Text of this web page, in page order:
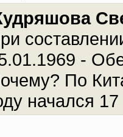
-
По
начался